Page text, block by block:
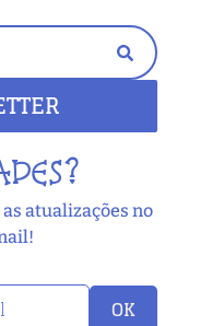
atualizações no
OK